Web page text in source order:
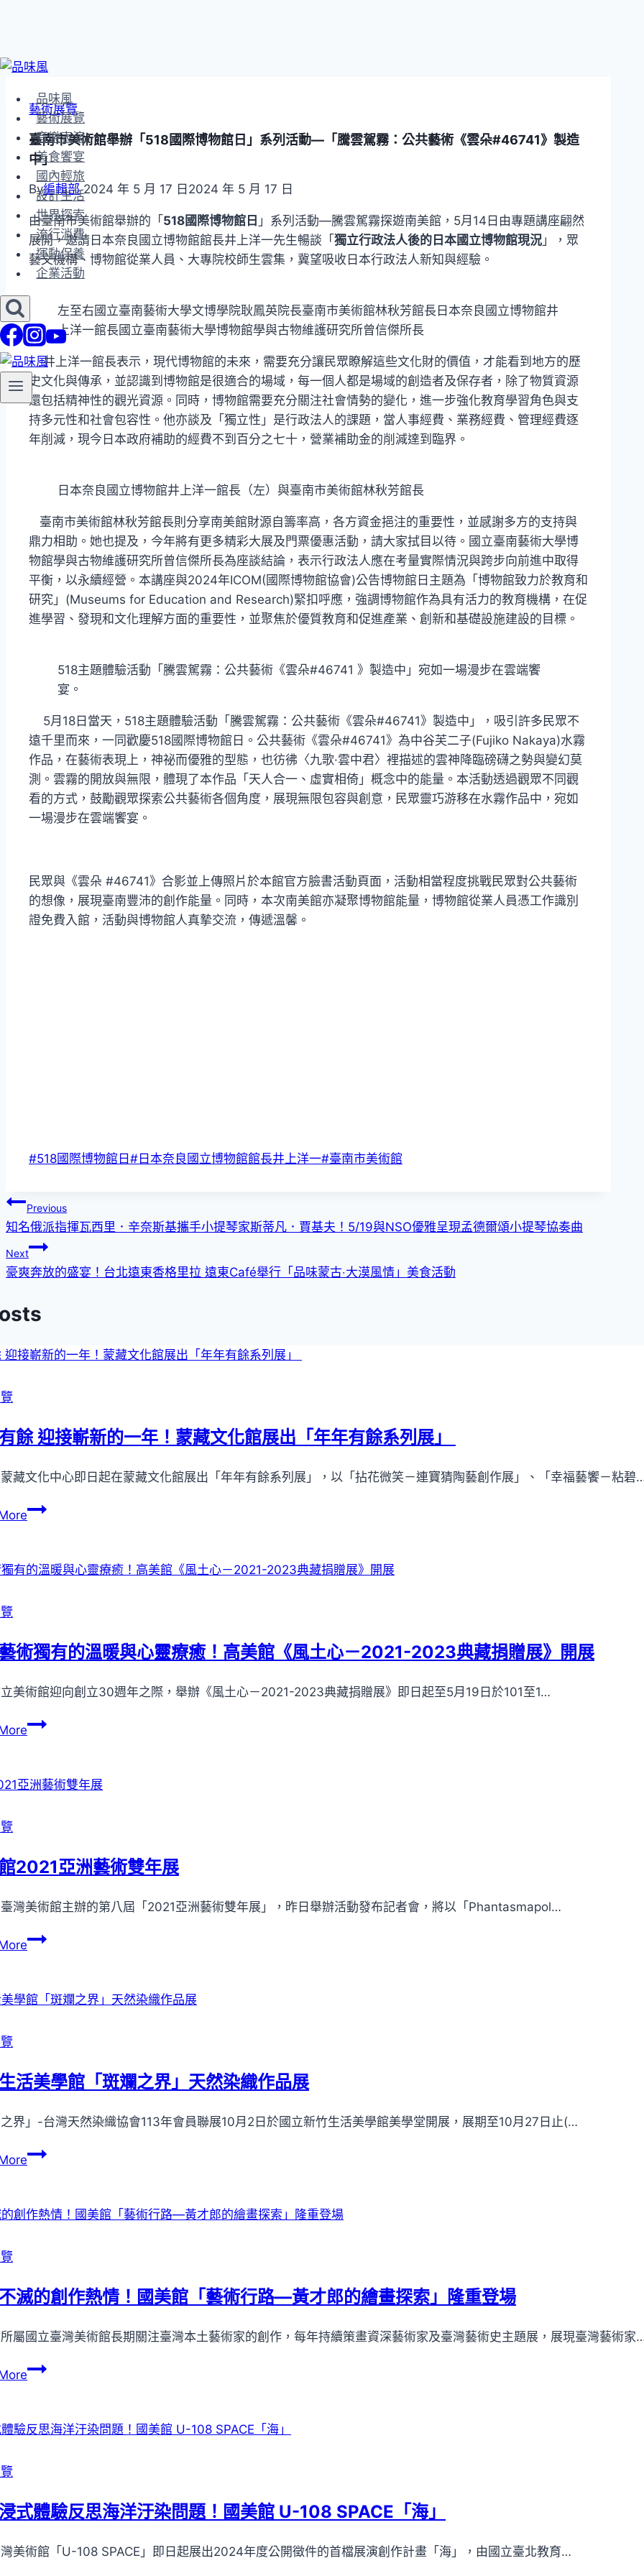
Skip
content品味風
藝術展覽
音樂表演
美食饗宴
國內輕旅
設計生活
世界探索
流行消費
運動保養
企業活動
藝術展覽
臺南市美術館舉辦「518國際博物館日」系列活動—「騰雲駕霧：公共藝術《雲朵#46741》製造
中」
By編輯部 2024 年 5 月 17 日 2024 年 5 月 17 日
由臺南市美術館舉辦的 「518國際博物館日 」系列活動—騰雲駕霧探遊南美館，5月14日由專題講座翩然
展開，邀請日本奈良國立博物館館長井上洋一先生暢談「獨立行政法人後的日本國立博物館現況 」，眾
藝文機構、博物館從業人員、大專院校師生雲集，冀望吸收日本行政法人新知與經驗。
左至右國立臺南藝術大學文博學院耿鳳英院長臺南市美術館林秋芳館長日本奈良國立博物館井
上洋一館長國立臺南藝術大學博物館學與古物維護研究所曾信傑所長
井上洋一館長表示，現代博物館的未來，需要充分讓民眾瞭解這些文化財的價值，才能看到地方的歷
史文化與傳承，並認識到博物館是很適合的場域，每一個人都是場域的創造者及保存者，除了物質資源
還包括精神性的觀光資源。同時，博物館需要充分關注社會情勢的變化，進一步強化教育學習角色與支
持多元性和社會包容性。他亦談及「獨立性」是行政法人的課題，當人事經費、業務經費、管理經費逐
年削減，現今日本政府補助的經費不到百分之七十，營業補助金的削減達到臨界。
日本奈良國立博物館井上洋一館長（左）與臺南市美術館林秋芳館長
臺南市美術館林秋芳館長則分享南美館財源自籌率高，各方資金挹注的重要性，並感謝多方的支持與
鼎力相助。她也提及，今年將有更多精彩大展及門票優惠活動，請大家拭目以待。國立臺南藝術大學博
物館學與古物維護研究所曾信傑所長為座談結論，表示行政法人應在考量實際情況與跨步向前進中取得
平衡，以永續經營。本講座與2024年ICOM(國際博物館協會)公告博物館日主題為「博物館致力於教育和
研究」(Museums for Education and Research)緊扣呼應，強調博物館作為具有活力的教育機構，在促
進學習、發現和文化理解方面的重要性，並聚焦於優質教育和促進產業、創新和基礎設施建設的目標。
518主題體驗活動「騰雲駕霧：公共藝術《雲朵#46741 》製造中」宛如一場漫步在雲端饗
宴。
5月18日當天，518主題體驗活動「騰雲駕霧：公共藝術《雲朵#46741》製造中」，吸引許多民眾不
遠千里而來，一同歡慶518國際博物館日。公共藝術《雲朵#46741》為中谷芙二子(Fujiko Nakaya)水霧
作品，在藝術表現上，神祕而優雅的型態，也彷彿〈九歌·雲中君〉裡描述的雲神降臨磅礴之勢與變幻莫
測。雲霧的開放與無限，體現了本作品「天人合一、虛實相倚」概念中的能量。本活動透過觀眾不同觀
看的方式，鼓勵觀眾探索公共藝術各個角度，展現無限包容與創意，民眾靈巧游移在水霧作品中，宛如
一場漫步在雲端饗宴。
民眾與《雲朵 #46741》合影並上傳照片於本館官方臉書活動頁面，活動相當程度挑戰民眾對公共藝術
的想像，展現臺南豐沛的創作能量。同時，本次南美館亦凝聚博物館能量，博物館從業人員憑工作識別
證免費入館，活動與博物館人真摯交流，傳遞溫馨。
Post
#518國際博物館日#日本奈良國立博物館館長井上洋一#臺南市美術館
文
章
導
Previous
知名俄派指揮瓦西里．辛奈斯基攜手小提琴家斯蒂凡．賈基夫！5/19與NSO優雅呈現孟德爾頌小提琴協奏曲
Next
豪爽奔放的盛宴！台北遠東香格里拉 遠東Café舉行「品味蒙古‧大漠風情」美食活動
餘 迎接嶄新的一年！蒙藏文化館展出「年年有餘系列展」
藏文化中心即日起在蒙藏文化館展出「年年有餘系列展」，以「拈花微笑－連寶猜陶藝創作展」、「幸福藝饗－粘碧
吉
餘 迎
的
一
年！
蒙
藏
館
年
有
系
列
展」
術獨有的溫暖與心靈療癒！高美館《風土心－2021-2023典藏捐贈展》開展
美術館迎向創立30週年之際，舉辦《風土心－2021-2023典藏捐贈展》即日起至5月19日於101至1…
感
術
溫
暖
與
心
靈
高
土
心
2021-
2023
典
捐
展
2021亞洲藝術雙年展
灣美術館主辦的第八屆「2021亞洲藝術雙年展」，昨日舉辦活動發布記者會，將以「Phantasmapol…
國
2021
術
雙
展
活美學館「斑斕之界」天然染織作品展
界」-台灣天然染織協會113年會員聯展10月2日於國立新竹生活美學館美學堂開展，展期至10月27日止(…
新
活
「斑
斕
之
界」
天
織
滅的創作熱情！國美館「藝術行路—黃才郎的繪畫探索」隆重登場
屬國立臺灣美術館長期關注臺灣本土藝術家的創作，每年持續策畫資深藝術家及臺灣藝術史主題展，展現臺灣藝術家
持
滅
熱
情！
國
美
式體驗反思海洋汙染問題！國美館 U-108 SPACE「海」
美術館「U-108 SPACE」即日起展出2024年度公開徵件的首檔展演創作計畫「海」，由國立臺北教育…